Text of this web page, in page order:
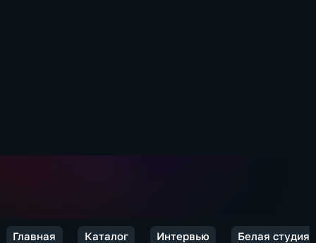
Главная Каталог Интервью Белая студия